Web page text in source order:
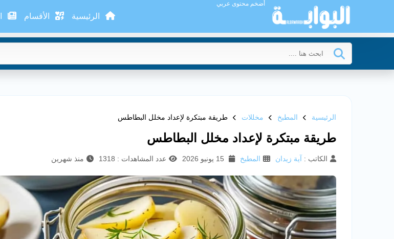
أضخم محتوى عربي
الرئيسية الأقسام
الرئيسية المطبخ مخللات طريقة مبتكرة لإعداد مخلل البطاطس
طريقة مبتكرة لإعداد مخلل البطاطس
الكاتب : آية زيدان المطبخ عدد المشاهدات : 1318 منذ شهرين